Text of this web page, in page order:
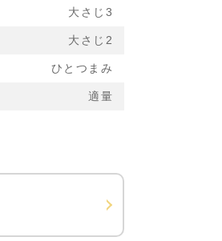
大さじ3
大さじ2
ひとつまみ
適量